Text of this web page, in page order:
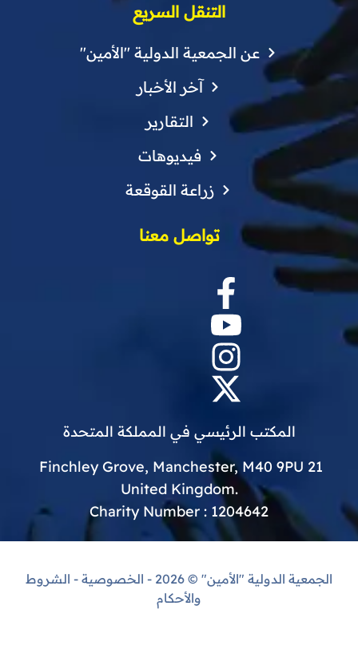
التنقل السريع
عن الجمعية الدولية "الأمين"
آخر الأخبار
التقارير
فيديوهات
زراعة القوقعة
تواصل معنا
المكتب الرئيسي في المملكة المتحدة
21 Finchley Grove, Manchester, M40 9PU
.United Kingdom
Charity Number : 1204642
الجمعية الدولية "الأمين" © 2026 - الخصوصية - الشروط
والأحكام